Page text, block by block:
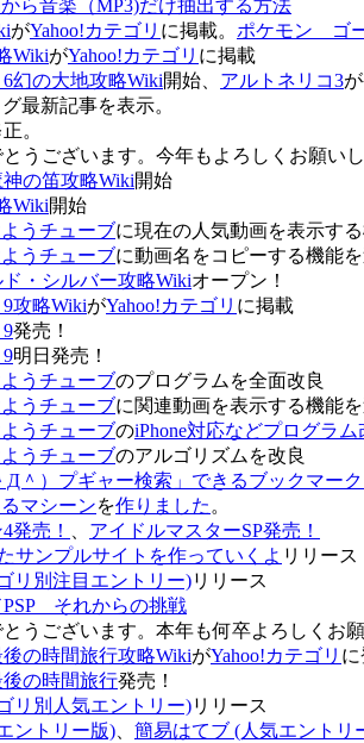
から音楽（MP3)だけ抽出する方法
がYahoo!カテゴリ に掲載。 ポケモン ゴ
WikiがYahoo!カテゴリ に掲載
幻の大地攻略Wiki開始、 アルトネリコ3
最新記事を表示。
。
うございます。今年もよろしくお願いし
の笛攻略Wiki開始
Wiki開始
ようチューブに現在の人気動画を表示す
ようチューブに動画名をコピーする機能
・シルバー攻略Wikiオープン！
攻略WikiがYahoo!カテゴリ に掲載
発売！
明日発売！
ようチューブのプログラムを全面改良
ようチューブに関連動画を表示する機能
ようチューブのiPhone対応などプログラ
ようチューブのアルゴリズムを改良
Д＾）プギャー検索」できるブックマーク
マシーンを作りました 。
発売！
アイドルマスターSP発売！
サンプルサイトを作っていくよ リリース
リ別注目エントリー)リリース
それからの挑戦
うございます。本年も何卒よろしくお願
の時間旅行攻略WikiがYahoo!カテゴリ に
の時間旅行発売！
リ別人気エントリー)リリース
ントリー版) 簡易はてブ (人気エントリ